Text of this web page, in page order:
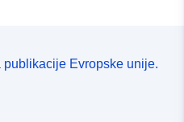
za okolje (LENE) in
ogroženosti za IRR
obvladovanje poplavne
publikacije Evropske unije.